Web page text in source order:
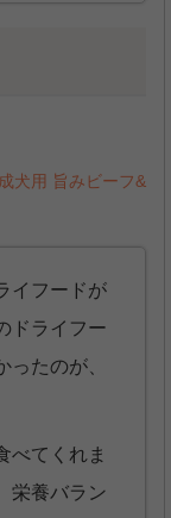
犬用 旨みビーフ&
イフードが
ドライフー
ったのが、
べてくれま
栄養バラン